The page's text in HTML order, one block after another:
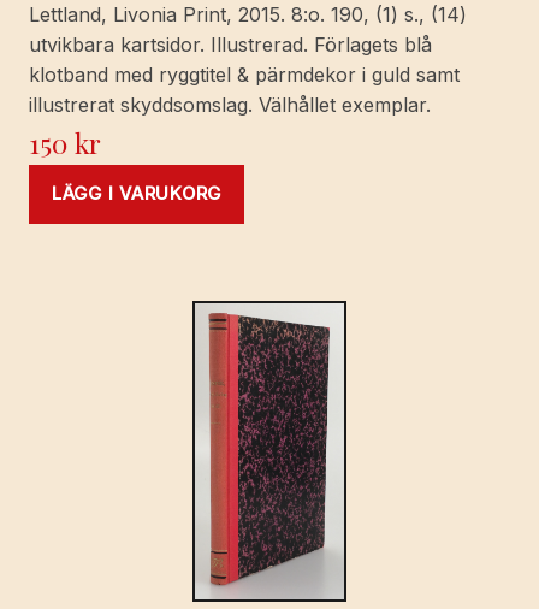
Lettland, Livonia Print, 2015. 8:o. 190, (1) s., (14)
utvikbara kartsidor. Illustrerad. Förlagets blå
klotband med ryggtitel & pärmdekor i guld samt
illustrerat skyddsomslag. Välhållet exemplar.
150kr
LÄGG I VARUKORG